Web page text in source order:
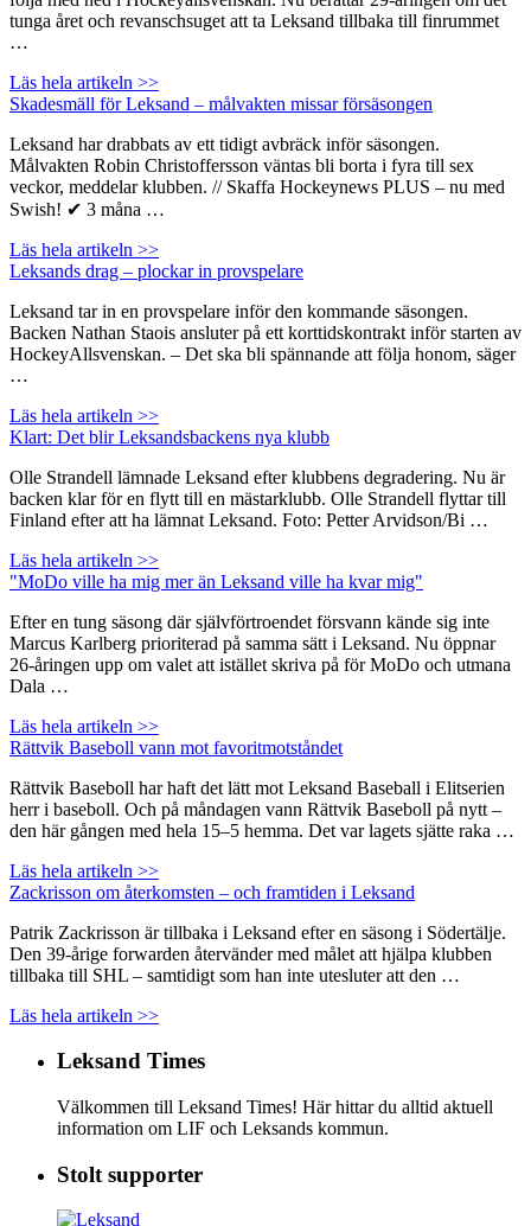
tunga året och revanschsuget att ta Leksand tillbaka till finrummet
…
Läs hela artikeln >>
Skadesmäll för Leksand – målvakten missar försäsongen
Leksand har drabbats av ett tidigt avbräck inför säsongen.
Målvakten Robin Christoffersson väntas bli borta i fyra till sex
veckor, meddelar klubben. // Skaffa Hockeynews PLUS – nu med
Swish! ✔ 3 måna …
Läs hela artikeln >>
Leksands drag – plockar in provspelare
Leksand tar in en provspelare inför den kommande säsongen.
Backen Nathan Staois ansluter på ett korttidskontrakt inför starten av
HockeyAllsvenskan. – Det ska bli spännande att följa honom, säger
…
Läs hela artikeln >>
Klart: Det blir Leksandsbackens nya klubb
Olle Strandell lämnade Leksand efter klubbens degradering. Nu är
backen klar för en flytt till en mästarklubb. Olle Strandell flyttar till
Finland efter att ha lämnat Leksand. Foto: Petter Arvidson/Bi …
Läs hela artikeln >>
"MoDo ville ha mig mer än Leksand ville ha kvar mig"
Efter en tung säsong där självförtroendet försvann kände sig inte
Marcus Karlberg prioriterad på samma sätt i Leksand. Nu öppnar
26-åringen upp om valet att istället skriva på för MoDo och utmana
Dala …
Läs hela artikeln >>
Rättvik Baseboll vann mot favoritmotståndet
Rättvik Baseboll har haft det lätt mot Leksand Baseball i Elitserien
herr i baseboll. Och på måndagen vann Rättvik Baseboll på nytt –
den här gången med hela 15–5 hemma. Det var lagets sjätte raka …
Läs hela artikeln >>
Zackrisson om återkomsten – och framtiden i Leksand
Patrik Zackrisson är tillbaka i Leksand efter en säsong i Södertälje.
Den 39-årige forwarden återvänder med målet att hjälpa klubben
tillbaka till SHL – samtidigt som han inte utesluter att den …
Läs hela artikeln >>
Leksand Times
Välkommen till Leksand Times! Här hittar du alltid aktuell
information om LIF och Leksands kommun.
Stolt supporter